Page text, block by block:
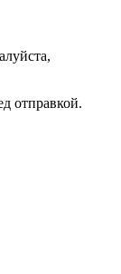
отправкой.